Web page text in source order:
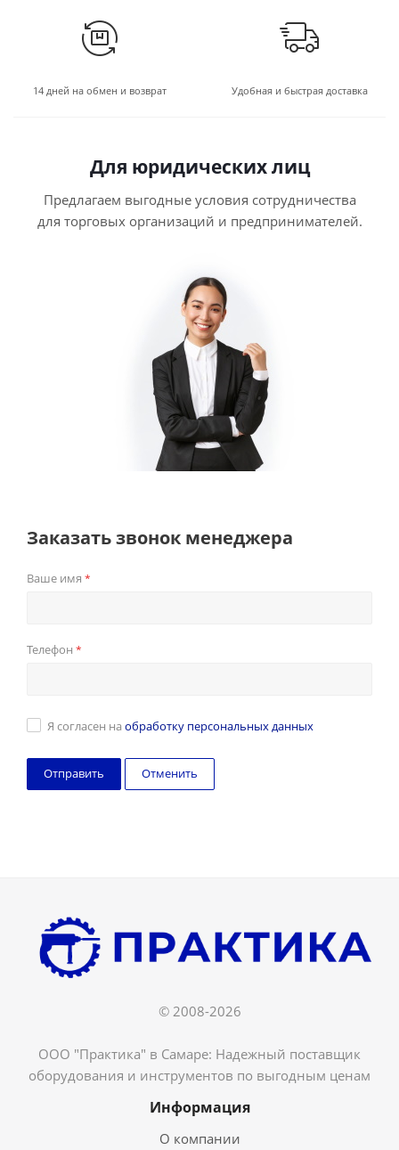
14 дней на обмен и возврат Удобная и быстрая доставка
Для юридических лиц
Предлагаем выгодные условия сотрудничества
для торговых организаций и предпринимателей.
Заказать звонок менеджера
Ваше имя *
Телефон *
Я согласен на обработку персональных данных
Отменить
© 2008-2026
ООО "Практика" в Самаре: Надежный поставщик
оборудования и инструментов по выгодным ценам
Информация
О компании